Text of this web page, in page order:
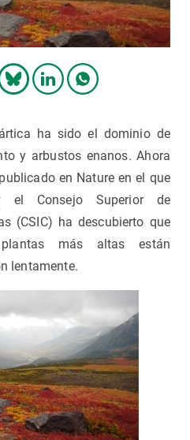
ha sido el dominio de
y arbustos enanos. Ahora
en Nature en el que
el Consejo Superior de
(CSIC) ha descubierto que
más altas están
lentamente.